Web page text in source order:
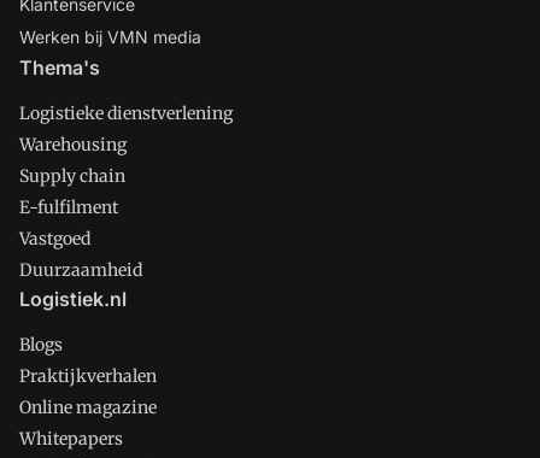
Klantenservice
Werken bij VMN media
Thema's
Logistieke dienstverlening
Warehousing
Supply chain
E-fulfilment
Vastgoed
Duurzaamheid
Logistiek.nl
Blogs
Praktijkverhalen
Online magazine
Whitepapers